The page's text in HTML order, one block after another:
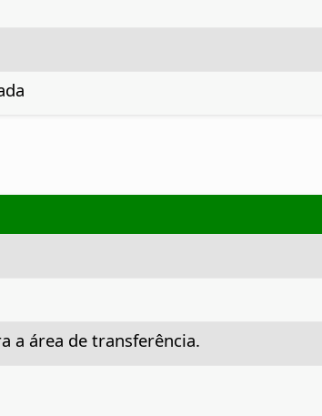
a área de transferência.